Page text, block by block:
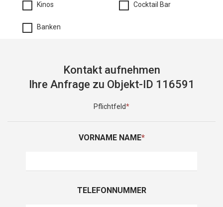
Kinos Cocktail Bar
Banken
Kontakt aufnehmen
Ihre Anfrage zu Objekt-ID 116591
Pflichtfeld*
VORNAME NAME*
TELEFONNUMMER